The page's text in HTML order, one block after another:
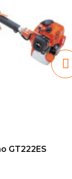
GT222ES